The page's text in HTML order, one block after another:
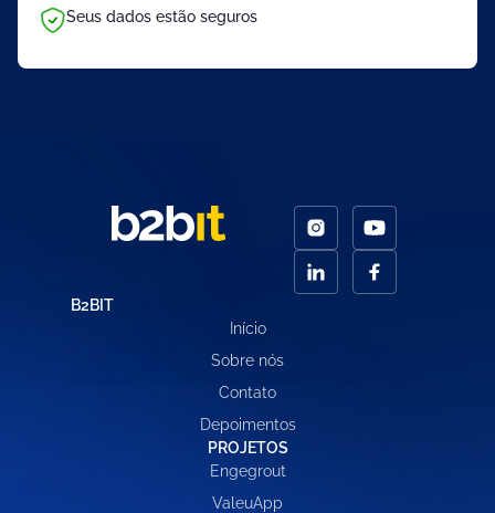
Seus dados estão seguros
B2BIT
Início
Sobre nós
Contato
Depoimentos
PROJETOS
Engegrout
ValeuApp